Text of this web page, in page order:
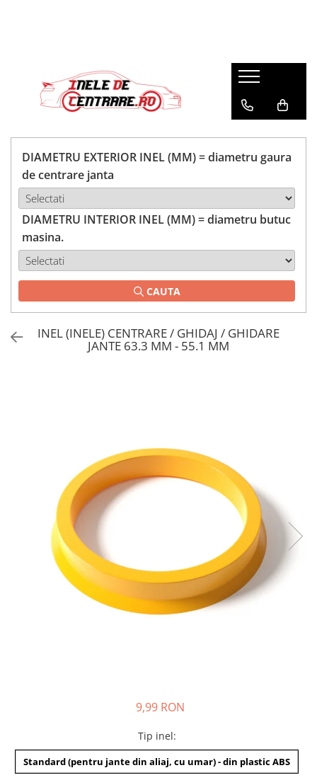
DIAMETRU EXTERIOR INEL (MM) = diametru gaura
de centrare janta
DIAMETRU INTERIOR INEL (MM) = diametru butuc
masina.
CAUTA
INEL (INELE) CENTRARE / GHIDAJ / GHIDARE
JANTE 63.3 MM - 55.1 MM
9,99 RON
Tip inel:
Standard (pentru jante din aliaj, cu umar) - din plastic ABS